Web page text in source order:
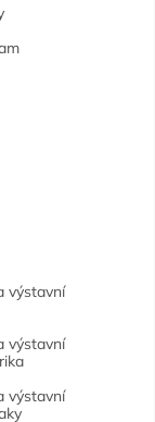
výstavní
výstavní
výstavní